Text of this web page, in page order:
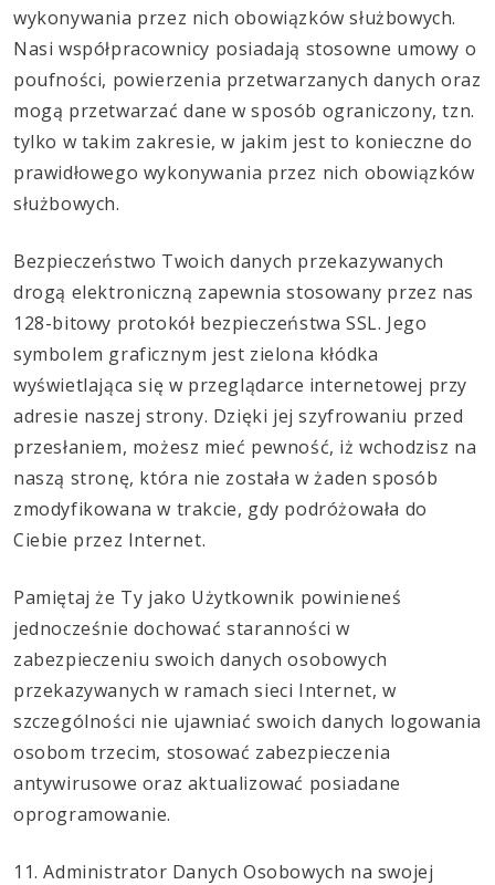
wykonywania przez nich obowiązków służbowych.
Nasi współpracownicy posiadają stosowne umowy o
poufności, powierzenia przetwarzanych danych oraz
mogą przetwarzać dane w sposób ograniczony, tzn.
tylko w takim zakresie, w jakim jest to konieczne do
prawidłowego wykonywania przez nich obowiązków
służbowych.
Bezpieczeństwo Twoich danych przekazywanych
drogą elektroniczną zapewnia stosowany przez nas
128-bitowy protokół bezpieczeństwa SSL. Jego
symbolem graficznym jest zielona kłódka
wyświetlająca się w przeglądarce internetowej przy
adresie naszej strony. Dzięki jej szyfrowaniu przed
przesłaniem, możesz mieć pewność, iż wchodzisz na
naszą stronę, która nie została w żaden sposób
zmodyfikowana w trakcie, gdy podróżowała do
Ciebie przez Internet.
Pamiętaj że Ty jako Użytkownik powinieneś
jednocześnie dochować staranności w
zabezpieczeniu swoich danych osobowych
przekazywanych w ramach sieci Internet, w
szczególności nie ujawniać swoich danych logowania
osobom trzecim, stosować zabezpieczenia
antywirusowe oraz aktualizować posiadane
oprogramowanie.
11. Administrator Danych Osobowych na swojej